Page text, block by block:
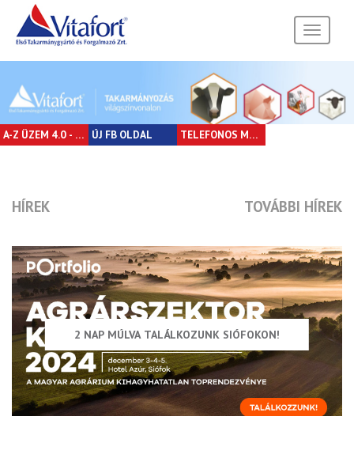
Toggle
A-Z ÜZEM 4.0 - LÉPÉSRŐL LÉPÉSRE
ÚJ FB OLDAL TELEFONOS MEGRENDELÉSEK
HÍREK TOVÁBBI HÍREK
2 NAP MÚLVA TALÁLKOZUNK SIÓFOKON!